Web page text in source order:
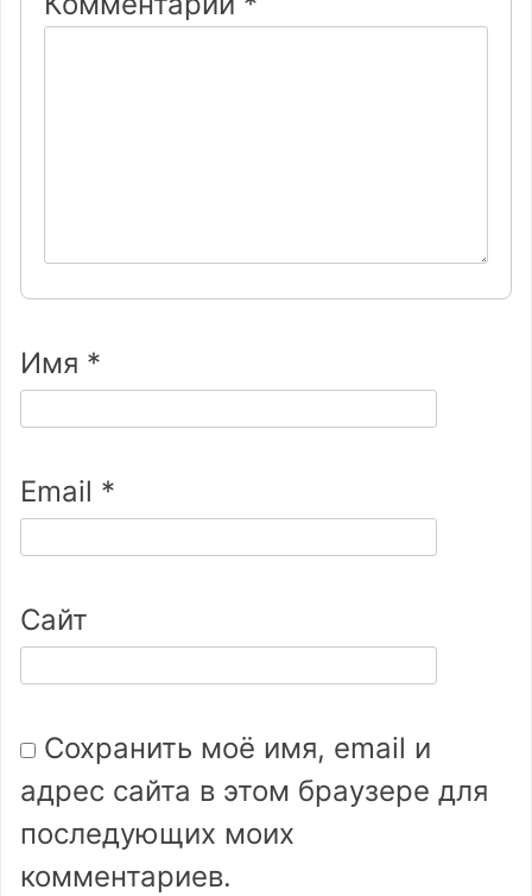
Имя *
Email *
Сайт
Сохранить моё имя, email и
адрес сайта в этом браузере для
последующих моих
комментариев.